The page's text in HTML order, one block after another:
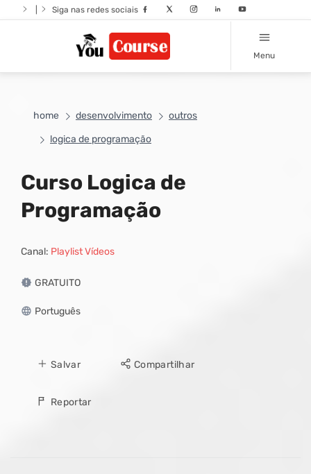
Siga nas redes sociais
Menu
home desenvolvimento
outros
logica de programação
Curso Logica de
Programação
Canal: Playlist Vídeos
GRATUITO
Português
Salvar Compartilhar
Reportar